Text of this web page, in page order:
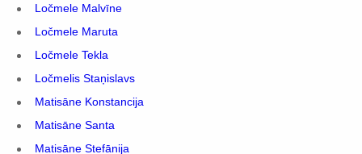
Ločmele Malvīne
Ločmele Maruta
Ločmele Tekla
Ločmelis Staņislavs
Matisāne Konstancija
Matisāne Santa
Matisāne Stefānija